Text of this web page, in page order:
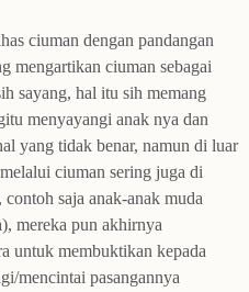
ciuman dengan pandangan
mengartikan ciuman sebagai
sayang, hal itu sih memang
menyayangi anak nya dan
yang tidak benar, namun di luar
ciuman sering juga di
contoh saja anak-anak muda
mereka pun akhirnya
untuk membuktikan kepada
mencintai pasangannya